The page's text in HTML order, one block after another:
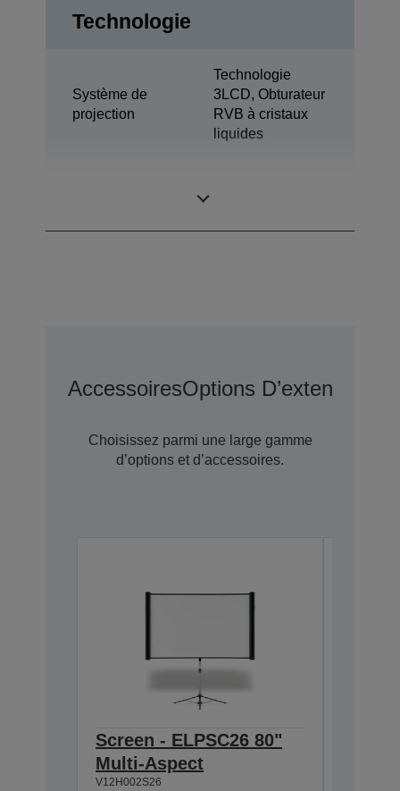
Technologie
Système de
projection
Technologie
3LCD, Obturateur
RVB à cristaux
liquides
AccessoiresOptions D’extension
Choisissez parmi une large gamme
d’options et d’accessoires.
Screen - ELPSC26 80"
Multi-Aspect
V12H002S26